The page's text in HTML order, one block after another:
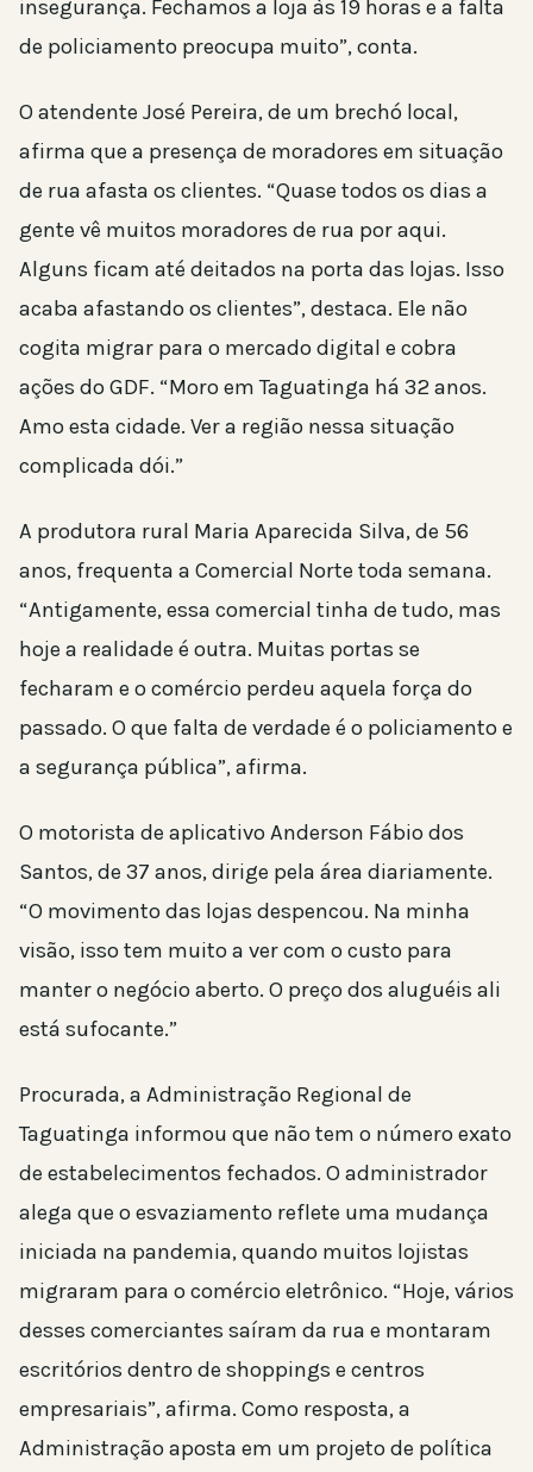
insegurança. Fechamos a loja às 19 horas e a falta
de policiamento preocupa muito”, conta.
O atendente José Pereira, de um brechó local,
afirma que a presença de moradores em situação
de rua afasta os clientes. “Quase todos os dias a
gente vê muitos moradores de rua por aqui.
Alguns ficam até deitados na porta das lojas. Isso
acaba afastando os clientes”, destaca. Ele não
cogita migrar para o mercado digital e cobra
ações do GDF. “Moro em Taguatinga há 32 anos.
Amo esta cidade. Ver a região nessa situação
complicada dói.”
A produtora rural Maria Aparecida Silva, de 56
anos, frequenta a Comercial Norte toda semana.
“Antigamente, essa comercial tinha de tudo, mas
hoje a realidade é outra. Muitas portas se
fecharam e o comércio perdeu aquela força do
passado. O que falta de verdade é o policiamento e
a segurança pública”, afirma.
O motorista de aplicativo Anderson Fábio dos
Santos, de 37 anos, dirige pela área diariamente.
“O movimento das lojas despencou. Na minha
visão, isso tem muito a ver com o custo para
manter o negócio aberto. O preço dos aluguéis ali
está sufocante.”
Procurada, a Administração Regional de
Taguatinga informou que não tem o número exato
de estabelecimentos fechados. O administrador
alega que o esvaziamento reflete uma mudança
iniciada na pandemia, quando muitos lojistas
migraram para o comércio eletrônico. “Hoje, vários
desses comerciantes saíram da rua e montaram
escritórios dentro de shoppings e centros
empresariais”, afirma. Como resposta, a
Administração aposta em um projeto de política